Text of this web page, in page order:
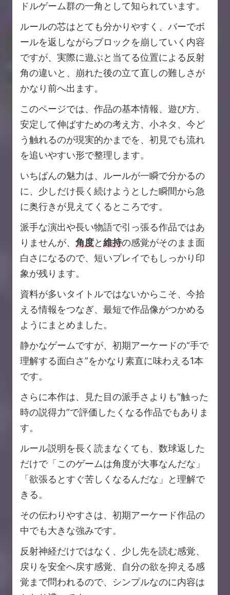
ドルゲーム群の一角として知られています。
ルールの芯はとても分かりやすく、バーでボ
ールを返しながらブロックを崩していく内容
ですが、実際に遊ぶと当てる位置による反射
角の違いと、崩れた後の立て直しの難しさが
かなり前へ出ます。
このページでは、作品の基本情報、遊び方、
安定して伸ばすための考え方、小ネタ、今ど
う触れるのが現実的かまでを、初見でも流れ
を追いやすい形で整理します。
いちばんの魅力は、ルールが一瞬で分かるの
に、少しだけ長く続けようとした瞬間から急
に奥行きが見えてくるところです。
派手な演出や長い物語で引っ張る作品ではあ
りませんが、 角度と維持の感覚がそのまま面
白さになるので、短いプレイでもしっかり印
象が残ります。
資料が多いタイトルではないからこそ、今拾
える情報をつなぎ、最短で作品像がつかめる
ようにまとめました。
静かなゲームですが、初期アーケードの“手で
理解する面白さ”をかなり素直に味わえる1本
です。
さらに本作は、見た目の派手さよりも“触った
時の説得力”で評価したくなる作品でもありま
す。
ルール説明を長く読まなくても、数球返した
だけで「このゲームは角度が大事なんだな」
「欲張るとすぐ苦しくなるんだな」と理解で
きる。
その伝わりやすさは、初期アーケード作品の
中でも大きな強みです。
反射神経だけではなく、少し先を読む感覚、
戻りを安全へ戻す感覚、自分の欲を抑える感
覚まで問われるので、シンプルなのに内容は